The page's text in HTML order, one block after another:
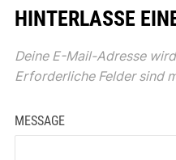
HINTERLASSE
Deine E-Mail-Adresse
Erforderliche Felder sind
MESSAGE